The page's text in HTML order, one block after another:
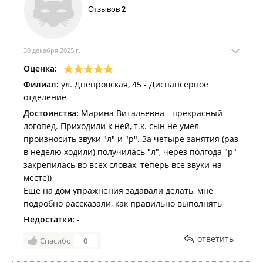
Отзывов2
30 декабря 2025 г.
Оценка:
Филиал: ул. Днепровская, 45 - Диспансерное
отделение
Достоинства: Марина Витальевна - прекрасный
логопед. Приходили к ней, т.к. сын не умел
произносить звуки "л" и "р". За четыре занятия (раз
в неделю ходили) получилась "л", через полгода "р"
закрепилась во всех словах, теперь все звуки на
месте))
Еще на дом упражнения задавали делать, мне
подробно рассказали, как правильно выполнять
Недостатки: -
Спасибо 0 ответить